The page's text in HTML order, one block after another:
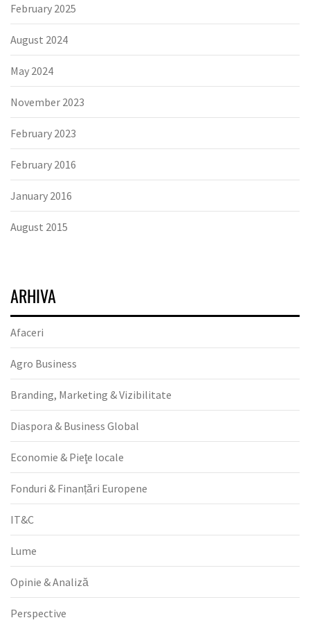
February 2025
August 2024
May 2024
November 2023
February 2023
February 2016
January 2016
August 2015
ARHIVA
Afaceri
Agro Business
Branding, Marketing & Vizibilitate
Diaspora & Business Global
Economie & Pieţe locale
Fonduri & Finanțări Europene
IT&C
Lume
Opinie & Analiză
Perspective